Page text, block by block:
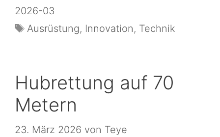
2026-03
Ausrüstung, Innovation, Technik
Hubrettung auf 70
Metern
23. März 2026 von Teye